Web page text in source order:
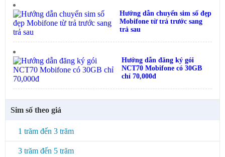
Hướng dẫn chuyển sim số đẹp
Mobifone từ trả trước sang
trả sau
Hướng dẫn đăng ký gói
NCT70 Mobifone có 30GB
chỉ 70,000đ
Sim số theo giá
1 trăm đến 3 trăm
3 trăm đến 5 trăm